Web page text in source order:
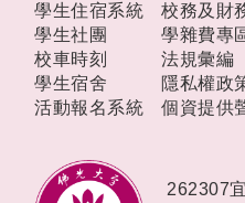
學生住宿系統
學生社團
校車時刻
學生宿舍
活動報名系統
校務及財
學雜費專
法規彙編
隱私權政
個資提供
262307